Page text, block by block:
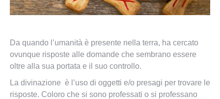
Da quando l’umanità è presente nella terra, ha cercato
ovunque risposte alle domande che sembrano essere
oltre alla sua portata e il suo controllo.
La divinazione è l’uso di oggetti e/o presagi per trovare le
risposte. Coloro che si sono professati o si professano